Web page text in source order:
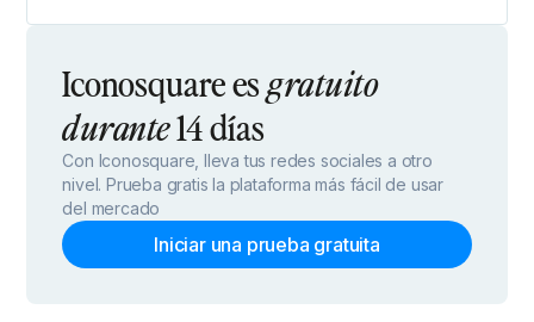
Iconosquare esgratuito
durante14 días
Con Iconosquare, lleva tus redes sociales a otro
nivel. Prueba gratis la plataforma más fácil de usar
del mercado
Iniciar una prueba gratuita